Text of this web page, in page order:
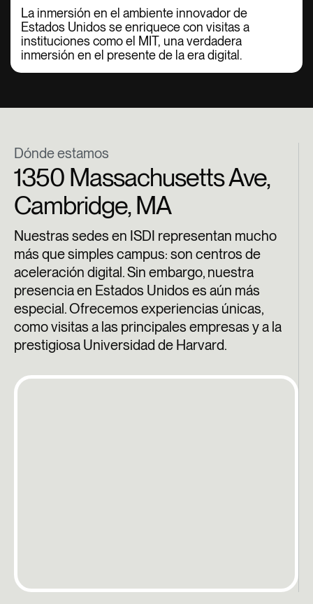
La inmersión en el ambiente innovador de
Estados Unidos se enriquece con visitas a
instituciones como el MIT, una verdadera
inmersión en el presente de la era digital.
Dónde estamos
1350 Massachusetts Ave,
Cambridge, MA
Nuestras sedes en ISDI representan mucho
más que simples campus: son centros de
aceleración digital. Sin embargo, nuestra
presencia en Estados Unidos es aún más
especial. Ofrecemos experiencias únicas,
como visitas a las principales empresas y a la
prestigiosa Universidad de Harvard.